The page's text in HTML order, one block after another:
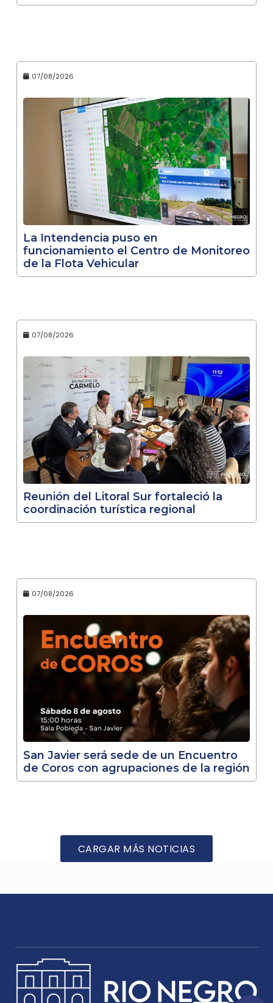
07/08/2026
La Intendencia puso en
funcionamiento el Centro de Monitoreo
de la Flota Vehicular
07/08/2026
Reunión del Litoral Sur fortaleció la
coordinación turística regional
07/08/2026
San Javier será sede de un Encuentro
de Coros con agrupaciones de la región
CARGAR MÁS NOTICIAS